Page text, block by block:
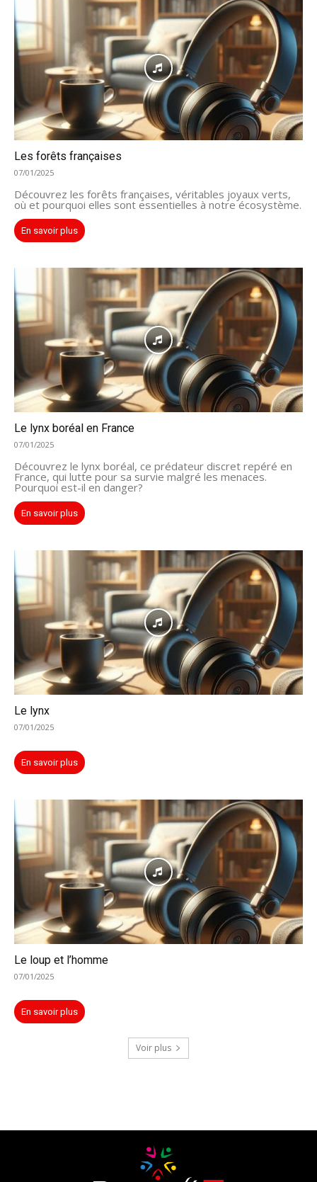
Les forêts françaises
07/01/2025
Découvrez les forêts françaises, véritables joyaux verts,
où et pourquoi elles sont essentielles à notre écosystème.
En savoir plus
Le lynx boréal en France
07/01/2025
Découvrez le lynx boréal, ce prédateur discret repéré en
France, qui lutte pour sa survie malgré les menaces.
Pourquoi est-il en danger?
En savoir plus
Le lynx
07/01/2025
En savoir plus
Le loup et l’homme
07/01/2025
En savoir plus
Voir plus